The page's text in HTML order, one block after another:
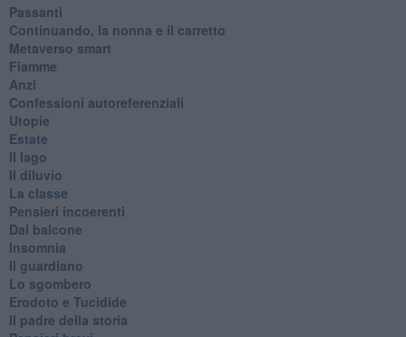
Passanti
Continuando, la nonna e il carretto
Metaverso smart
Fiamme
Anzi
Confessioni autoreferenziali
Utopie
Estate
Il lago
Il diluvio
La classe
Pensieri incoerenti
Dal balcone
Insomnia
Il guardiano
Lo sgombero
Erodoto e Tucidide
Il padre della storia